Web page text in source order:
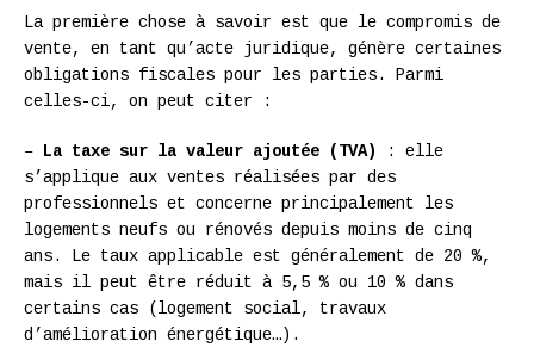
La première chose à savoir est que le compromis de
vente, en tant qu’acte juridique, génère certaines
obligations fiscales pour les parties. Parmi
celles-ci, on peut citer :
– La taxe sur la valeur ajoutée (TVA)
: elle
s’applique aux ventes réalisées par des
professionnels et concerne principalement les
logements neufs ou rénovés depuis moins de cinq
ans. Le taux applicable est généralement de 20 %,
mais il peut être réduit à 5,5 % ou 10 % dans
certains cas (logement social, travaux
d’amélioration énergétique…).